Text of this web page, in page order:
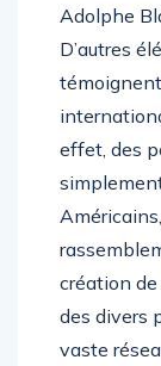
Adolphe
D’autres
effet, des
création
des divers
vaste